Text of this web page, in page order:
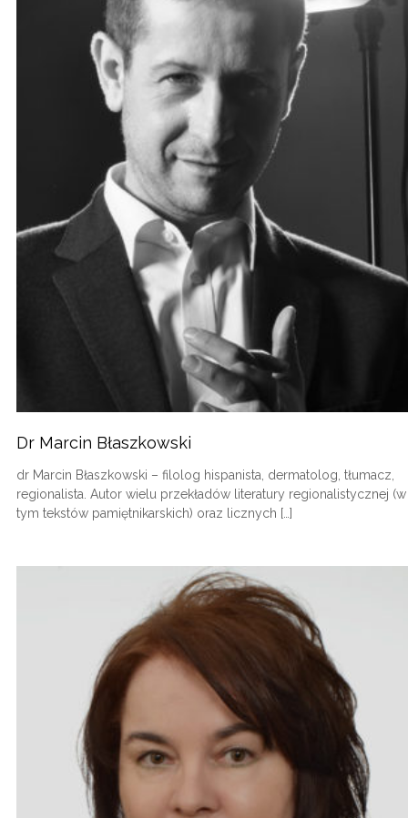
Dr Marcin Błaszkowski
dr Marcin Błaszkowski – filolog hispanista, dermatolog, tłumacz,
regionalista. Autor wielu przekładów literatury regionalistycznej (w
tym tekstów pamiętnikarskich) oraz licznych […]